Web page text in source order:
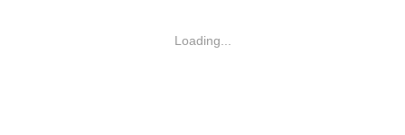
Loading...